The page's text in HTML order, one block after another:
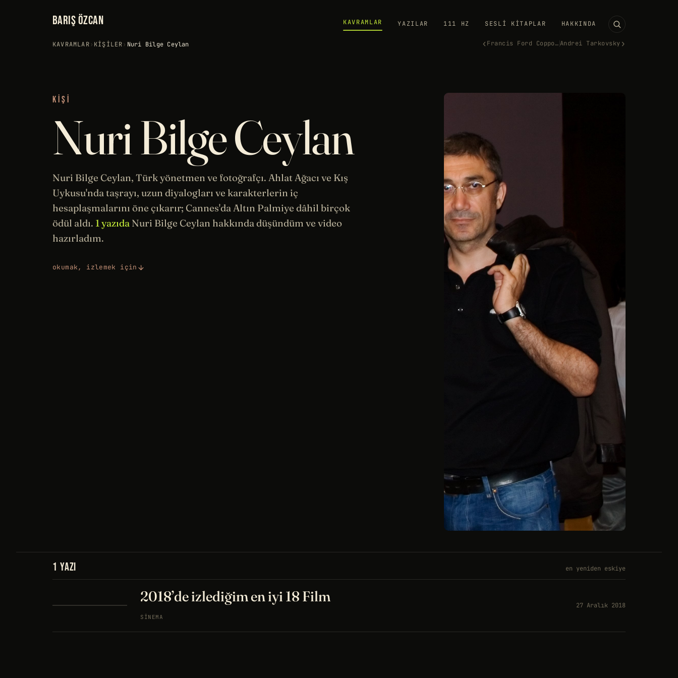
BARIŞ ÖZCAN KAVRAMLAR YAZILAR 111 HZ SESLI KITAPLAR HAKKINDA
KAVRAMLAR› KIŞILER› Nuri Bilge Ceylan ‹ Francis Ford CoppolaAndrei Tarkovsky ›
KIŞI
Nuri Bilge Ceylan
Nuri Bilge Ceylan, Türk yönetmen ve fotoğrafçı. Ahlat Ağacı ve Kış
Uykusu'nda taşrayı, uzun diyalogları ve karakterlerin iç
hesaplaşmalarını öne çıkarır; Cannes'da Altın Palmiye dâhil birçok
ödül aldı. 1 yazıda Nuri Bilge Ceylan hakkında düşündüm ve video
hazırladım.
okumak, izlemek için
1 YAZI en yeniden eskiye
2018’de izlediğim en iyi 18 Film
SINEMA
27 Aralık 2018